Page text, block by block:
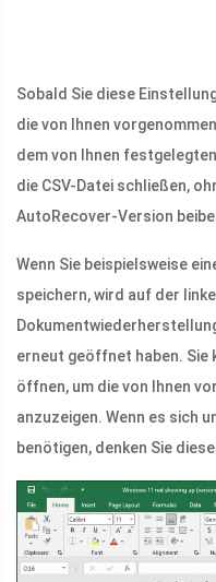
Sobald Sie diese
die von Ihnen
dem von Ihnen
die CSV-Datei schließen,
AutoRecover-Version
Wenn Sie beispielsweise
speichern, wird auf der
erneut geöffnet haben. Sie
öffnen, um die von Ihnen
anzuzeigen. Wenn es sich
benötigen, denken Sie